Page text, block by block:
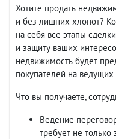
Хотите продать
и без лишних хлопот?
на себя все этапы
и защиту ваших
недвижимость будет
покупателей на
Что вы получаете,
Ведение
требует не